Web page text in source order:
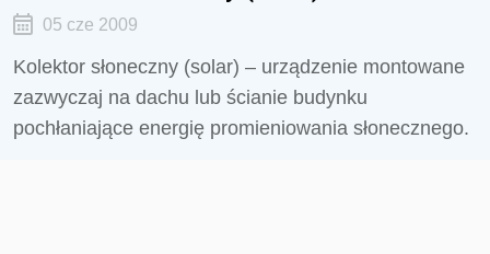
05 cze 2009
Kolektor słoneczny (solar) – urządzenie montowane
zazwyczaj na dachu lub ścianie budynku
pochłaniające energię promieniowania słonecznego.